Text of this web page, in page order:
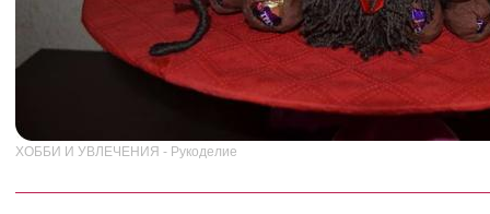
ХОББИ И УВЛЕЧЕНИЯ - Рукоделие